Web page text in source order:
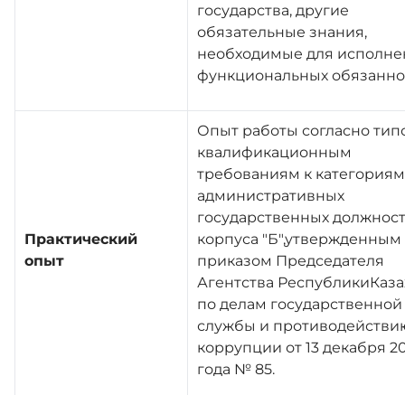
государства, другие
обязательные знания,
необходимые для
функциональных
Практический
опыт
Опыт работы согласно
квалификационным
требованиям к категориям
административных
государственных
корпуса "Б",утвержденным
приказом Председателя
Агентства
по делам государственной
службы и
коррупции от 13 декабря
года № 85.